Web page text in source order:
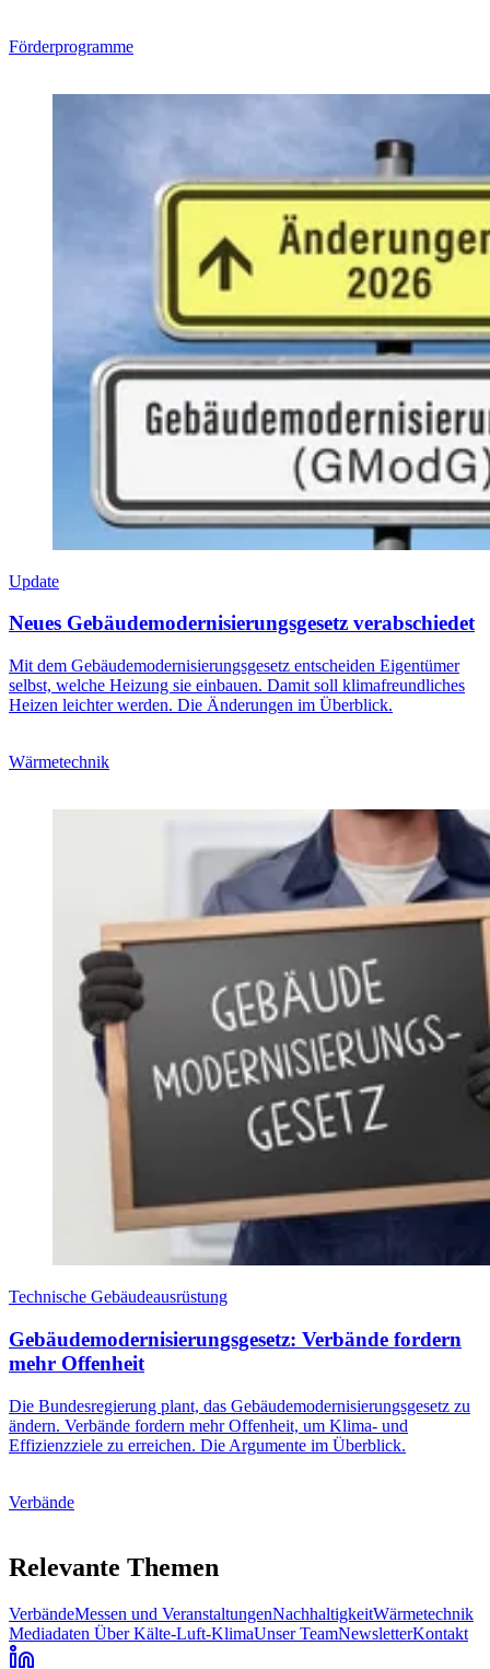
Förderprogramme
Update
Neues Gebäudemodernisierungsgesetz verabschiedet
Mit dem Gebäudemodernisierungsgesetz entscheiden Eigentümer
selbst, welche Heizung sie einbauen. Damit soll klimafreundliches
Heizen leichter werden. Die Änderungen im Überblick.
Wärmetechnik
Technische Gebäudeausrüstung
Gebäudemodernisierungsgesetz: Verbände fordern
mehr Offenheit
Die Bundesregierung plant, das Gebäudemodernisierungsgesetz zu
ändern. Verbände fordern mehr Offenheit, um Klima- und
Effizienzziele zu erreichen. Die Argumente im Überblick.
Verbände
Relevante Themen
VerbändeMessen und VeranstaltungenNachhaltigkeitWärmetechnik
Mediadaten Über Kälte-Luft-KlimaUnser TeamNewsletterKontakt